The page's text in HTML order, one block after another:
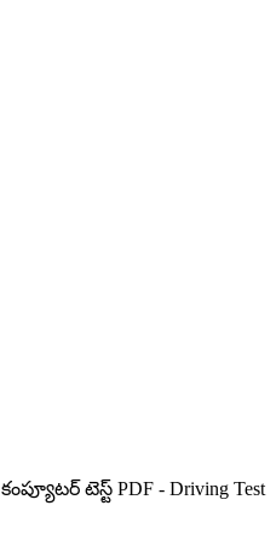
టెస్ట్ PDF - Driving Test